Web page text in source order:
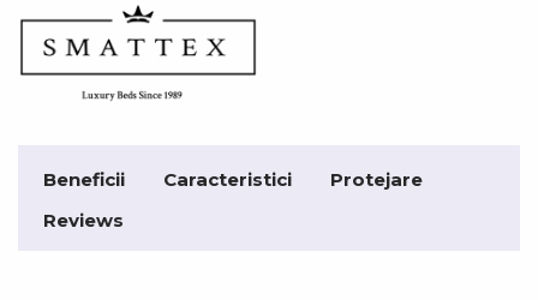
Beneficii Caracteristici
Protejare
Reviews